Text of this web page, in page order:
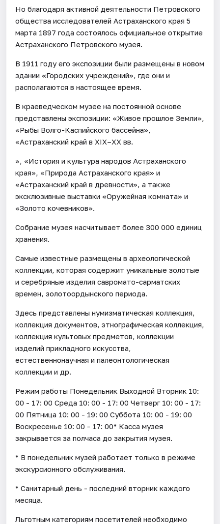
Но благодаря активной деятельности Петровского
общества исследователей Астраханского края 5
марта 1897 года состоялось официальное открытие
Астраханского Петровского музея.
В 1911 году его экспозиции были размещены в новом
здании «Городских учреждений», где они и
располагаются в настоящее время.
В краеведческом музее на постоянной основе
представлены экспозиции: «Живое прошлое Земли»,
«Рыбы Волго-Каспийского бассейна»,
«Астраханский край в XIX–XX вв.
», «История и культура народов Астраханского
края», «Природа Астраханского края» и
«Астраханский край в древности», а также
эксклюзивные выставки «Оружейная комната» и
«Золото кочевников».
Собрание музея насчитывает более 300 000 единиц
хранения.
Самые известные размещены в археологической
коллекции, которая содержит уникальные золотые
и серебряные изделия савромато-сарматских
времен, золотоордынского периода.
Здесь представлены нумизматическая коллекция,
коллекция документов, этнографическая коллекция,
коллекция культовых предметов, коллекции
изделий прикладного искусства,
естественнонаучная и палеонтологическая
коллекции и др.
Режим работы Понедельник Выходной Вторник 10:
00 - 17: 00 Среда 10: 00 - 17: 00 Четверг 10: 00 - 17:
00 Пятница 10: 00 - 19: 00 Суббота 10: 00 - 19: 00
Воскресенье 10: 00 - 17: 00* Касса музея
закрывается за полчаса до закрытия музея.
* В понедельник музей работает только в режиме
экскурсионного обслуживания.
* Санитарный день - последний вторник каждого
месяца.
Льготным категориям посетителей необходимо